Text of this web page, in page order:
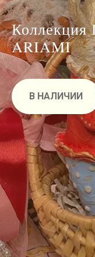
Коллекция
ARIAMI
В НАЛИЧИИ